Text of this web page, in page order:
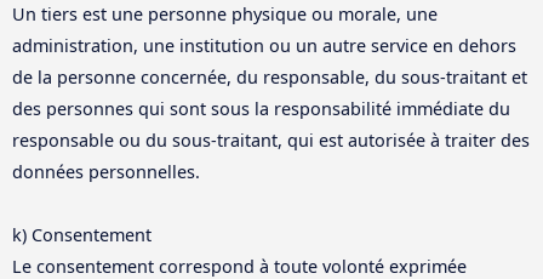
Un tiers est une personne physique ou morale, une
administration, une institution ou un autre service en dehors
de la personne concernée, du responsable, du sous-traitant et
des personnes qui sont sous la responsabilité immédiate du
responsable ou du sous-traitant, qui est autorisée à traiter des
données personnelles.
k) Consentement
Le consentement correspond à toute volonté exprimée